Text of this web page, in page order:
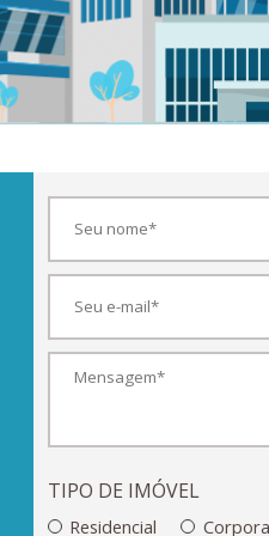
TIPO DE IMÓVEL
Residencial